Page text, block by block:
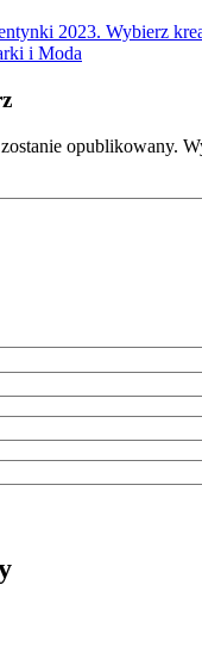
2023. Wybierz
i Moda
opublikowany.